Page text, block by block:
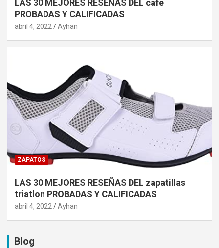
LAS 30 MEJORES RESEÑAS DEL cafe
PROBADAS Y CALIFICADAS
abril 4, 2022 Ayhan
ZAPATOS
LAS 30 MEJORES RESEÑAS DEL zapatillas
triatlon PROBADAS Y CALIFICADAS
abril 4, 2022 Ayhan
Blog